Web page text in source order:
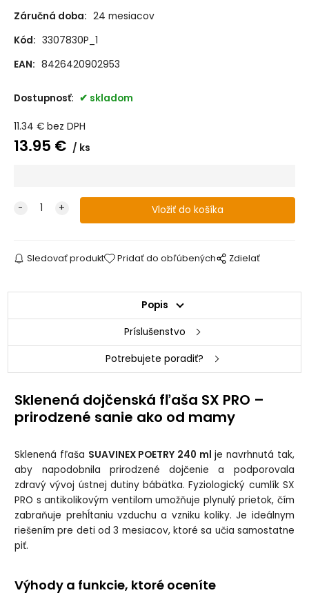
Záručná doba: 24 mesiacov
Kód: 3307830P_1
EAN: 8426420902953
Dostupnosť: skladom
11.34 € bez DPH
13.95 € ks
Sledovať produkt Pridať do obľúbených Zdielať
Popis
Príslušenstvo
Potrebujete poradiť?
Sklenená dojčenská fľaša SX PRO –
prirodzené sanie ako od mamy
Sklenená fľaša SUAVINEX POETRY 240 ml je navrhnutá tak,
aby napodobnila prirodzené dojčenie a podporovala
zdravý vývoj ústnej dutiny bábätka. Fyziologický cumlík SX
PRO s antikolikovým ventilom umožňuje plynulý prietok, čím
zabraňuje prehĺtaniu vzduchu a vzniku koliky. Je ideálnym
riešením pre deti od 3 mesiacov, ktoré sa učia samostatne
piť.
Výhody a funkcie, ktoré oceníte